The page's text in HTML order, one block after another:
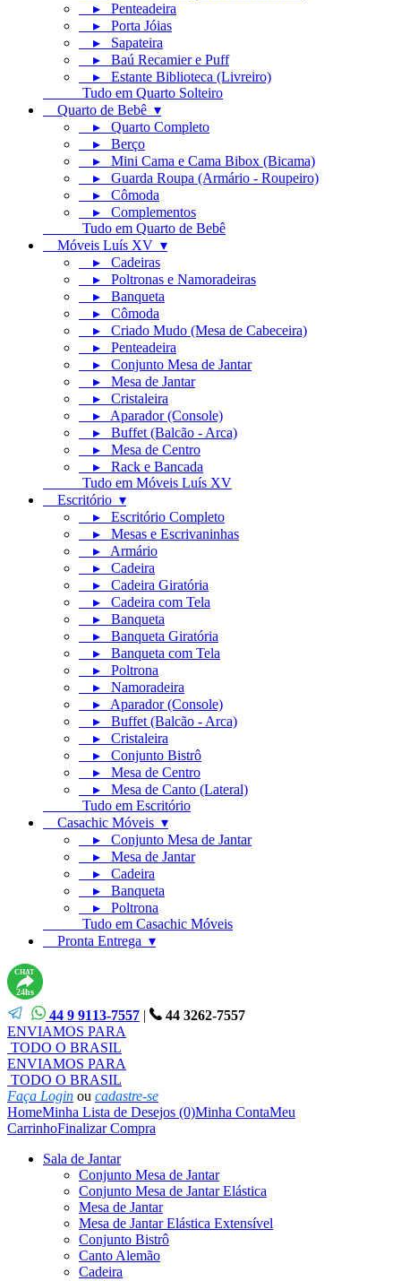
▸ Penteadeira
▸ Porta Jóias
▸ Sapateira
▸ Baú Recamier e Puff
▸ Estante Biblioteca (Livreiro)
Tudo em Quarto Solteiro
Quarto de Bebê ▾
▸ Quarto Completo
▸ Berço
▸ Mini Cama e Cama Bibox (Bicama)
▸ Guarda Roupa (Armário - Roupeiro)
▸ Cômoda
▸ Complementos
Tudo em Quarto de Bebê
Móveis Luís XV ▾
▸ Cadeiras
▸ Poltronas e Namoradeiras
▸ Banqueta
▸ Cômoda
▸ Criado Mudo (Mesa de Cabeceira)
▸ Penteadeira
▸ Conjunto Mesa de Jantar
▸ Mesa de Jantar
▸ Cristaleira
▸ Aparador (Console)
▸ Buffet (Balcão - Arca)
▸ Mesa de Centro
▸ Rack e Bancada
Tudo em Móveis Luís XV
Escritório ▾
▸ Escritório Completo
▸ Mesas e Escrivaninhas
▸ Armário
▸ Cadeira
▸ Cadeira Giratória
▸ Cadeira com Tela
▸ Banqueta
▸ Banqueta Giratória
▸ Banqueta com Tela
▸ Poltrona
▸ Namoradeira
▸ Aparador (Console)
▸ Buffet (Balcão - Arca)
▸ Cristaleira
▸ Conjunto Bistrô
▸ Mesa de Centro
▸ Mesa de Canto (Lateral)
Tudo em Escritório
Casachic Móveis ▾
▸ Conjunto Mesa de Jantar
▸ Mesa de Jantar
▸ Cadeira
▸ Banqueta
▸ Poltrona
Tudo em Casachic Móveis
Pronta Entrega ▾
CHAT
24hs
44 9 9113-7557 |
44 3262-7557
ENVIAMOS PARA
TODO O BRASIL
ENVIAMOS PARA
TODO O BRASIL
Faça Login ou cadastre-se
HomeMinha Lista de Desejos (0)Minha ContaMeu
CarrinhoFinalizar Compra
Sala de Jantar
Conjunto Mesa de Jantar
Conjunto Mesa de Jantar Elástica
Mesa de Jantar
Mesa de Jantar Elástica Extensível
Conjunto Bistrô
Canto Alemão
Cadeira